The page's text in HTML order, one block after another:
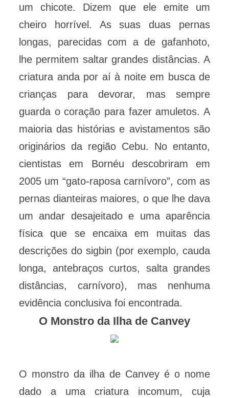
um chicote. Dizem que ele emite um
cheiro horrível. As suas duas pernas
longas, parecidas com a de gafanhoto,
lhe permitem saltar grandes distâncias. A
criatura anda por aí à noite em busca de
crianças para devorar, mas sempre
guarda o coração para fazer amuletos. A
maioria das histórias e avistamentos são
originários da região Cebu. No entanto,
cientistas em Bornéu descobriram em
2005 um “gato-raposa carnívoro”, com as
pernas dianteiras maiores, o que lhe dava
um andar desajeitado e uma aparência
física que se encaixa em muitas das
descrições do sigbin (por exemplo, cauda
longa, antebraços curtos, salta grandes
distâncias, carnívoro), mas nenhuma
evidência conclusiva foi encontrada.
O Monstro da Ilha de Canvey
O monstro da ilha de Canvey é o nome
dado a uma criatura incomum, cuja